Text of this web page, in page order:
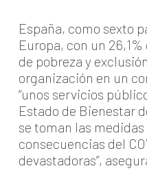
España, como sexto
Europa, con un
de pobreza y
organización en un
“unos servicios
Estado de Bienestar
se toman las medidas
consecuencias del
devastadoras”,